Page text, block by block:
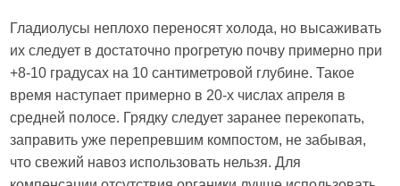
Гладиолусы неплохо переносят холода, но высаживать
их следует в достаточно прогретую почву примерно при
+8-10 градусах на 10 сантиметровой глубине. Такое
время наступает примерно в 20-х числах апреля в
средней полосе. Грядку следует заранее перекопать,
заправить уже перепревшим компостом, не забывая,
что свежий навоз использовать нельзя. Для